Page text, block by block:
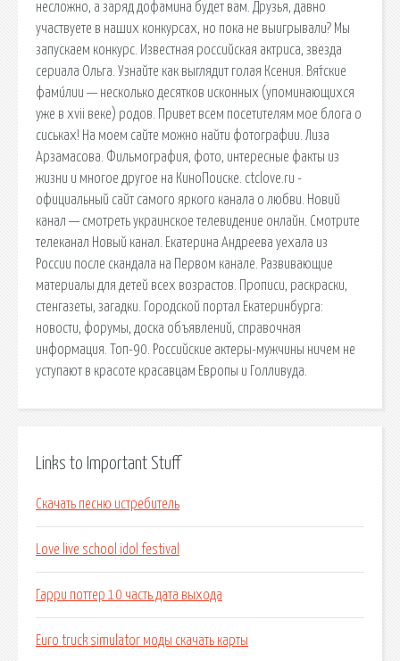
несложно, а заряд дофамина будет вам. Друзья, давно
участвуете в наших конкурсах, но пока не выигрывали? Мы
запускаем конкурс. Известная российская актриса, звезда
сериала Ольга. Узнайте как выглядит голая Ксения. Вя́тские
фами́лии — несколько десятков исконных (упоминающихся
уже в xvii веке) родов. Привет всем посетителям мое блога о
сиськах! На моем сайте можно найти фотографии. Лиза
Арзамасова. Фильмография, фото, интересные факты из
жизни и многое другое на КиноПоиске. ctclove.ru -
официальный сайт самого яркого канала о любви. Новий
канал — смотреть украинское телевидение онлайн. Смотрите
телеканал Новый канал. Екатерина Андреева уехала из
России после скандала на Первом канале. Развивающие
материалы для детей всех возрастов. Прописи, раскраски,
стенгазеты, загадки. Городской портал Екатеринбурга:
новости, форумы, доска объявлений, справочная
информация. Топ-90. Российские актеры-мужчины ничем не
уступают в красоте красавцам Европы и Голливуда.
Links to Important Stuff
Скачать песню истребитель
Love live school idol festival
Гарри поттер 10 часть дата выхода
Euro truck simulator моды скачать карты